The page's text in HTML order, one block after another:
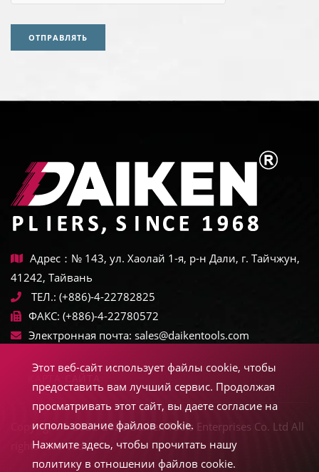
ОТПРАВЛЯТЬ
Адрес：№ 143, ул. Хаолай 1-я, р-н Дали, г. Тайчжун,
41242, Тайвань
ТЕЛ.: (+886)-4-22782825
ФАКС: (+886)-4-22780572
Электронная почта: sales@daikentools.com
Copyright © 2022-2026 Daiken Tools Enterprises Co. Ltd All
rights reserved.
Этот веб-сайт использует файлы cookie, чтобы
предоставить вам лучший сервис. Продолжая
просматривать этот сайт, вы даете согласие на
использование файлов cookie.
Нажмите здесь, чтобы прочитать нашу
политику в отношении файлов cookie.